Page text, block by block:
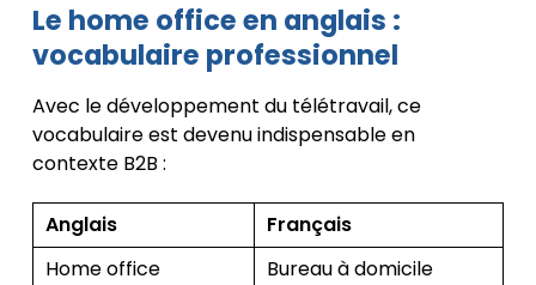
Le home office en anglais :
vocabulaire professionnel
Avec le développement du télétravail, ce
vocabulaire est devenu indispensable en
contexte B2B :
Anglais
Français
Home office
Bureau à domicile